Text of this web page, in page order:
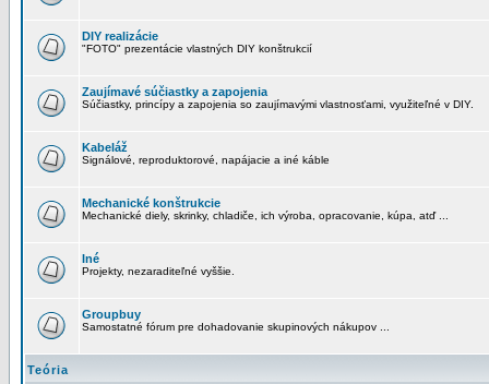
DIY realizácie
"FOTO" prezentácie vlastných DIY konštrukcií
Zaujímavé súčiastky a zapojenia
Súčiastky, princípy a zapojenia so zaujímavými vlastnosťami, využiteľné v DIY.
Kabeláž
Signálové, reproduktorové, napájacie a iné káble
Mechanické konštrukcie
Mechanické diely, skrinky, chladiče, ich výroba, opracovanie, kúpa, atď ...
Iné
Projekty, nezaraditeľné vyššie.
Groupbuy
Samostatné fórum pre dohadovanie skupinových nákupov ...
Teória